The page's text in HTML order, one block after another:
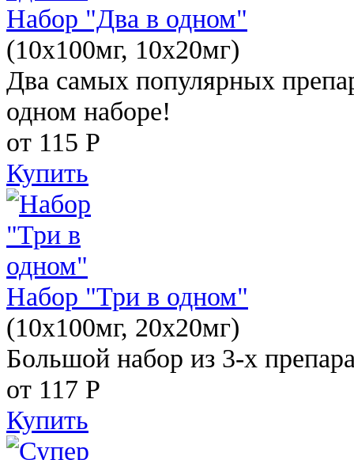
Набор "Два в одном"
(10x100мг, 10x20мг)
Два самых популярных
одном наборе!
от 115 Р
Купить
Набор "Три в одном"
(10x100мг, 20x20мг)
Большой набор из 3-х
от 117 Р
Купить